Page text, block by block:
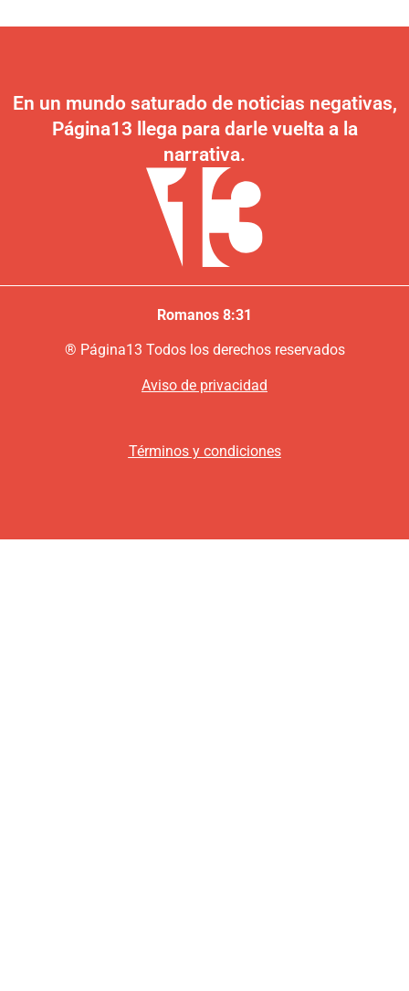
En un mundo saturado de noticias negativas,
Página13 llega para darle vuelta a la
narrativa.
Romanos 8:31
® Página13 Todos los derechos reservados
Aviso de privacidad
Términos y condiciones